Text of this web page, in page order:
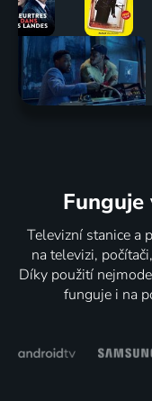
Funguje
Televizní stanice a
na televizi,
Díky použití
funguje i na